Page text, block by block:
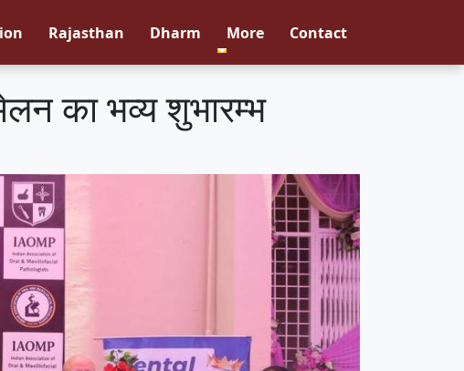
Rajasthan Dharm More Contact
का भव्य शुभारम्भ